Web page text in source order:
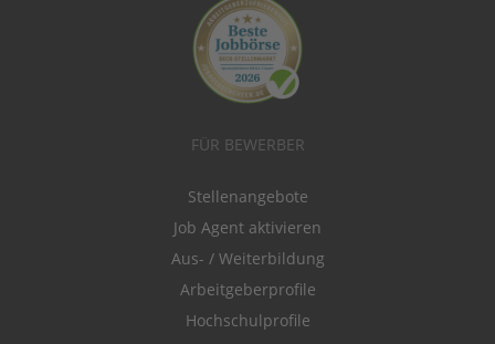
FÜR BEWERBER
Stellenangebote
Job Agent aktivieren
Aus- / Weiterbildung
Arbeitgeberprofile
Hochschulprofile